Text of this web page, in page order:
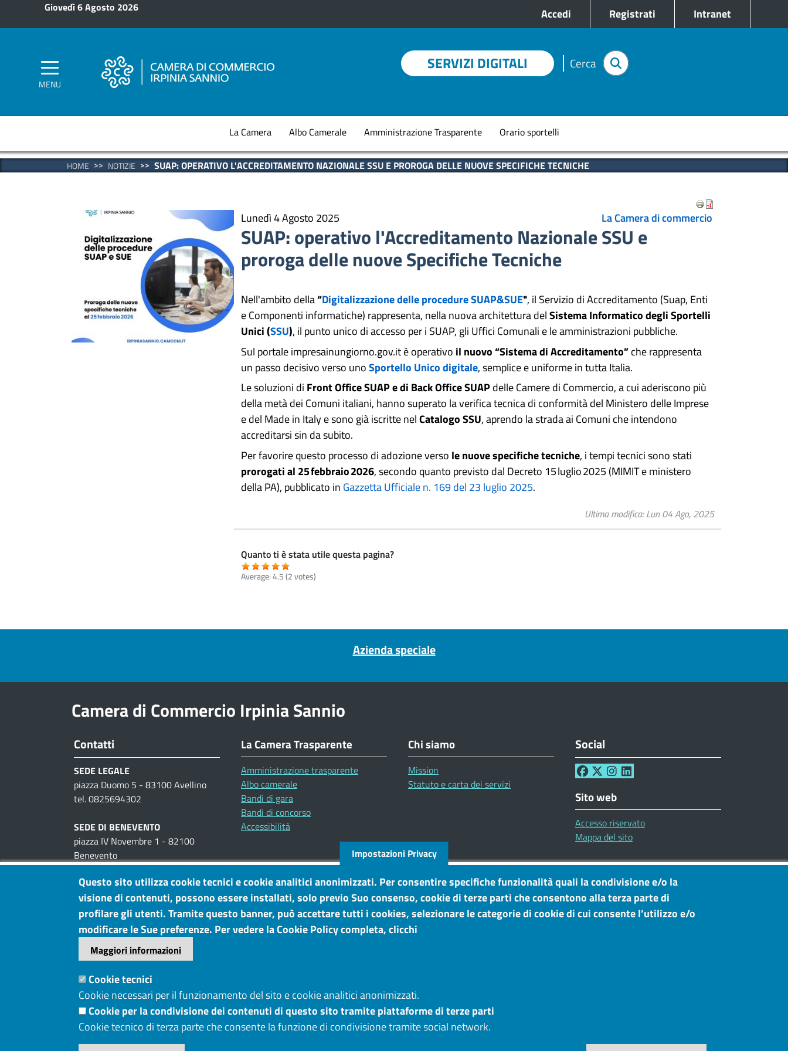
Salta al contenuto principale
Giovedì 6 Agosto 2026 Accedi Registrati Intranet
MENU
SERVIZI DIGITALI Cerca
Navigazione principale
La Camera Albo Camerale Amministrazione Trasparente Orario sportelli
HOME NOTIZIE SUAP: OPERATIVO L'ACCREDITAMENTO NAZIONALE SSU E PROROGA DELLE NUOVE SPECIFICHE TECNICHE
Lunedì 4 Agosto 2025
SUAP: operativo l'Accreditamento Nazionale SSU e
proroga delle nuove Specifiche Tecniche
La Camera di commercio
Nell'ambito della“Digitalizzazione delle procedure SUAP&SUE", il Servizio di Accreditamento (Suap, Enti
e Componenti informatiche) rappresenta, nella nuova architettura delSistema Informatico degli Sportelli
Unici (SSU), il punto unico di accesso per i SUAP, gli Uffici Comunali e le amministrazioni pubbliche.
Sul portale impresainungiorno.gov.it è operativo il nuovo “Sistema di Accreditamento”che rappresenta
un passo decisivo verso unoSportello Unico digitale, semplice e uniforme in tutta Italia.
Le soluzioni di Front Office SUAP e di Back Office SUAPdelle Camere di Commercio, a cui aderiscono più
della metà dei Comuni italiani, hanno superato la verifica tecnica di conformità del Ministero delle Imprese
e del Made in Italy e sono già iscritte nelCatalogo SSU, aprendo la strada ai Comuni che intendono
accreditarsi sin da subito.
Per favorire questo processo di adozione verso le nuove specifiche tecniche, i tempi tecnici sono stati
prorogati al 25 febbraio 2026, secondo quanto previsto dal Decreto 15 luglio 2025 (MIMIT e ministero
della PA), pubblicato in Gazzetta Ufficiale n. 169 del 23 luglio 2025.
Ultima modifica Lun 04 Ago, 2025
Quanto ti è stata utile questa pagina?
Average:4.5(2votes)
Azienda speciale
Camera di Commercio Irpinia Sannio
Contatti
SEDE LEGALE
piazza Duomo 5 - 83100 Avellino
tel. 0825694302
SEDE DI BENEVENTO
piazza IV Novembre 1 - 82100
Benevento
tel. 0824300111
UFFICI AL PUBBLICO
piazza IV Novembre, 1 - Benevento
viale Cassitto, 7 -Avellino
P.IVA: 02922710641
cciaa@pec.irpiniasannio.camcom.it
La Camera Trasparente
Amministrazione trasparente
Albo camerale
Bandi di gara
Bandi di concorso
Accessibilità
Chi siamo
Mission
Statuto e carta dei servizi
Social
Sito web
Accesso riservato
Mappa del sito
Menù privacy
Cookie Note legali Privacy
Impostazioni Privacy
Questo sito utilizza cookie tecnici e cookie analitici anonimizzati. Per consentire specifiche funzionalità quali la condivisione e/o la
visione di contenuti, possono essere installati, solo previo Suo consenso, cookie di terze parti che consentono alla terza parte di
profilare gli utenti. Tramite questo banner, può accettare tutti i cookies, selezionare le categorie di cookie di cui consente l’utilizzo e/o
modificare le Sue preferenze. Per vedere la Cookie Policy completa, clicchi
Maggiori informazioni
Cookie tecnici
Cookie necessari per il funzionamento del sito e cookie analitici anonimizzati.
Cookie per la condivisione dei contenuti di questo sito tramite piattaforme di terze parti
Cookie tecnico di terza parte che consente la funzione di condivisione tramite social network.